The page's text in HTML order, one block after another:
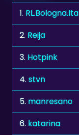
1. RL.Bologna.Ita
2. Reija
3. Hotpink
4.stvn
5. manresano
6. katarina